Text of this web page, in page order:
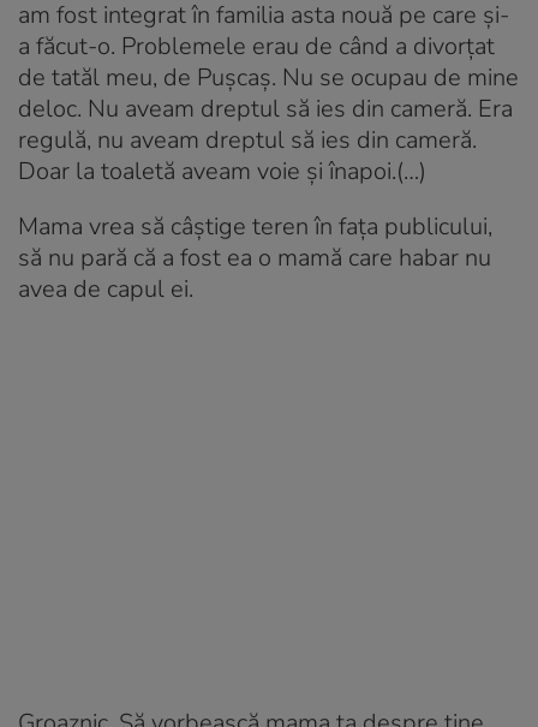
am fost integrat în familia asta nouă pe care și-
a făcut-o. Problemele erau de când a divorțat
de tatăl meu, de Pușcaș. Nu se ocupau de mine
deloc. Nu aveam dreptul să ies din cameră. Era
regulă, nu aveam dreptul să ies din cameră.
Doar la toaletă aveam voie și înapoi.(…)
Mama vrea să câștige teren în fața publicului,
să nu pară că a fost ea o mamă care habar nu
avea de capul ei.